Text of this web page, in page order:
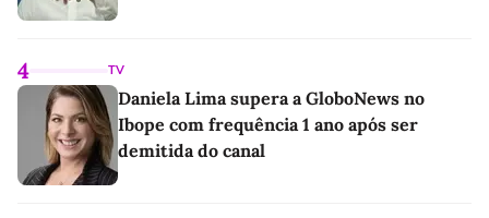
4 TV
Daniela Lima supera a GloboNews no
Ibope com frequência 1 ano após ser
demitida do canal